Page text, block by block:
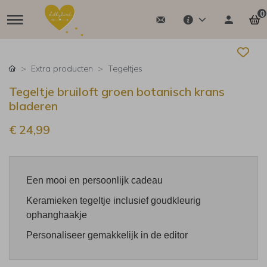
0
Extra producten Tegeltjes
Tegeltje bruiloft groen botanisch krans
bladeren
€ 24,99
Een mooi en persoonlijk cadeau
Keramieken tegeltje inclusief goudkleurig
ophanghaakje
Personaliseer gemakkelijk in de editor